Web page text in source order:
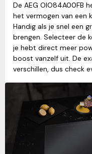
De AEG OIO84A00FB
het vermogen van een
Handig als je snel een
brengen. Selecteer de
je hebt direct meer
boost vanzelf uit. De
verschillen, dus check